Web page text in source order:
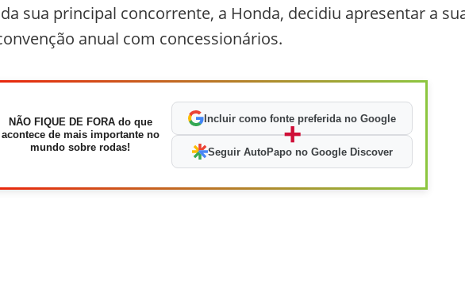
sua principal concorrente, a Honda, decidiu apresentar a
anual com concessionários.
NÃO FIQUE DE FORA do que
acontece de mais importante no
mundo sobre rodas!
Incluir como fonte preferida no Google
+
Seguir AutoPapo no Google Discover